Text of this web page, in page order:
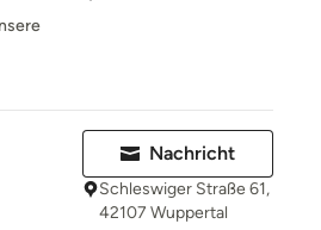
Nachricht
Schleswiger Straße 61,
42107 Wuppertal